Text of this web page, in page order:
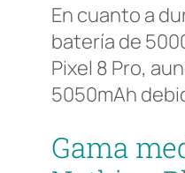
En cuanto a
batería de
Pixel 8 Pro,
5050mAh
Gama